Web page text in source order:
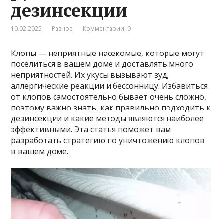
дезинсекции
10.02.2025 Разное Комментарии: 0
Клопы — неприятные насекомые, которые могут
поселиться в вашем доме и доставлять много
неприятностей. Их укусы вызывают зуд,
аллергические реакции и бессонницу. Избавиться
от клопов самостоятельно бывает очень сложно,
поэтому важно знать, как правильно подходить к
дезинсекции и какие методы являются наиболее
эффективными. Эта статья поможет вам
разработать стратегию по уничтожению клопов
в вашем доме.